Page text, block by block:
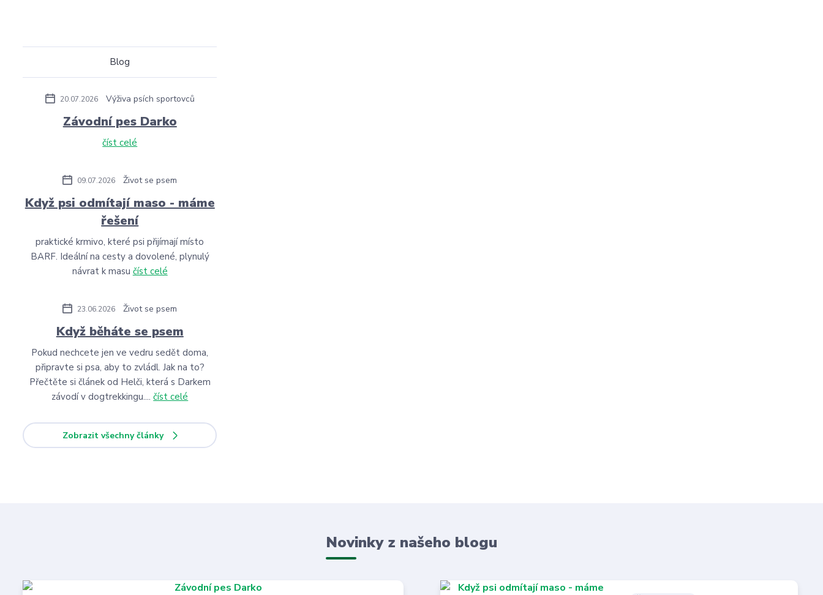
Blog
20.07.2026 Výživa psích sportovců
Závodní pes Darko
číst celé
09.07.2026 Život se psem
Když psi odmítají maso - máme
řešení
praktické krmivo, které psi přijímají místo
BARF. Ideální na cesty a dovolené, plynulý
návrat k masu číst celé
23.06.2026 Život se psem
Když běháte se psem
Pokud nechcete jen ve vedru sedět doma,
připravte si psa, aby to zvládl. Jak na to?
Přečtěte si článek od Helči, která s Darkem
závodí v dogtrekkingu....číst celé
Zobrazit všechny články
Novinky z našeho blogu